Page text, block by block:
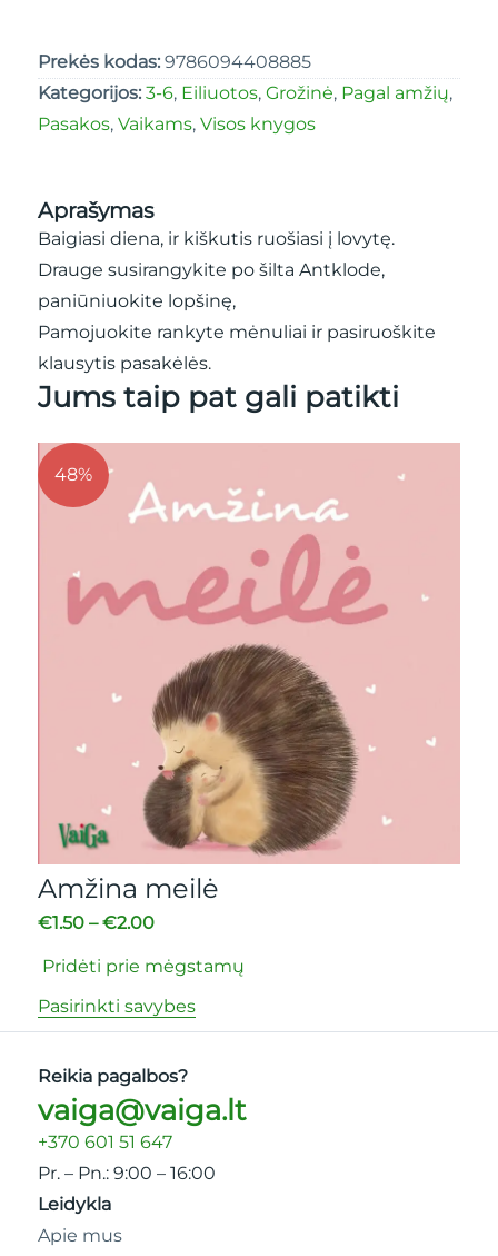
Prekės kodas: 9786094408885
Kategorijos: 3-6, Eiliuotos, Grožinė, Pagal amžių,
Pasakos, Vaikams, Visos knygos
Aprašymas
Baigiasi diena, ir kiškutis ruošiasi į lovytę.
Drauge susirangykite po šilta Antklode,
paniūniuokite lopšinę,
Pamojuokite rankyte mėnuliai ir pasiruoškite
klausytis pasakėlės.
Jums taip pat gali patikti
Amžina meilė
€1.50 – €2.00
Pridėti prie mėgstamų
Pasirinkti savybes
48%
Reikia pagalbos?
vaiga@vaiga.lt
+370 601 51 647
Pr. – Pn.: 9:00 – 16:00
Leidykla
Apie mus